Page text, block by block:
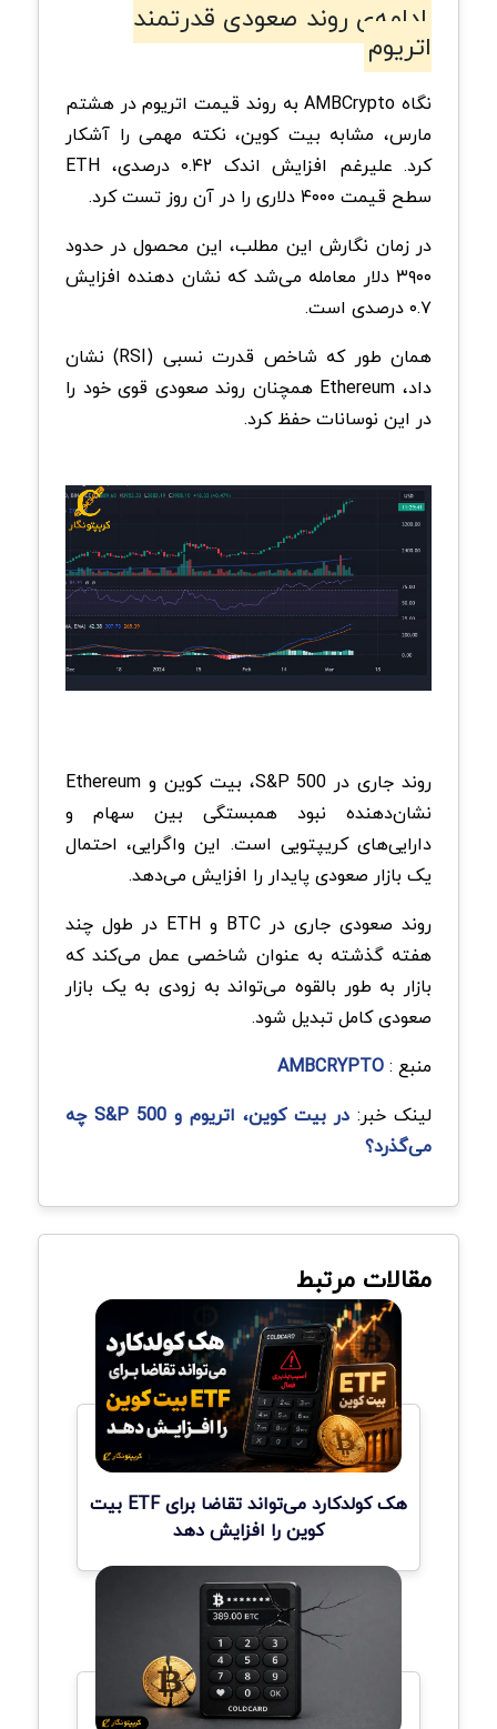
ادامه‌ی روند صعودی قدرتمند
اتریوم
نگاه AMBCrypto به روند قیمت اتریوم در هشتم
مارس، مشابه بیت کوین، نکته مهمی را آشکار
کرد. علیرغم افزایش اندک ۰.۴۲ درصدی، ETH
سطح قیمت ۴۰۰۰ دلاری را در آن روز تست کرد.
در زمان نگارش این مطلب، این محصول در حدود
۳۹۰۰ دلار معامله می‌شد که نشان دهنده افزایش
۰.۷ درصدی است.
همان طور که شاخص قدرت نسبی (RSI) نشان
داد، Ethereum همچنان روند صعودی قوی خود را
در این نوسانات حفظ کرد.
روند جاری در S&P 500، بیت کوین و Ethereum
نشان‌دهنده نبود همبستگی بین سهام و
دارایی‌های کریپتویی است. این واگرایی، احتمال
یک بازار صعودی پایدار را افزایش می‌دهد.
روند صعودی جاری در BTC و ETH در طول چند
هفته گذشته به عنوان شاخصی عمل می‌کند که
بازار به طور بالقوه می‌تواند به زودی به یک بازار
صعودی کامل تبدیل شود.
منبع :AMBCRYPTO
لینک خبر:
در بیت کوین، اتریوم و S&P 500 چه
می‌گذرد؟
مقالات مرتبط
هک کولدکارد می‌تواند تقاضا برای ETF بیت
کوین را افزایش دهد